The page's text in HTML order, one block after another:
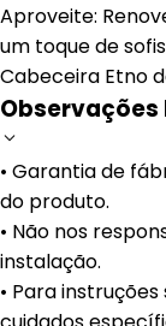
Aproveite:
um toque de
Cabeceira Etno
• Garantia de
do produto.
• Não nos
instalação.
• Para